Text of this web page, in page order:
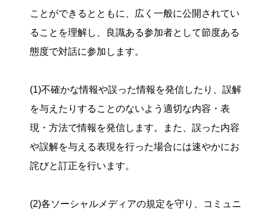
ことができるとともに、広く一般に公開されてい
ることを理解し、良識ある参加者として節度ある
態度で対話に参加します。
(1)不確かな情報や誤った情報を発信したり、誤解
を与えたりすることのないよう適切な内容・表
現・方法で情報を発信します。また、誤った内容
や誤解を与える表現を行った場合には速やかにお
詫びと訂正を行います。
(2)各ソーシャルメディアの規定を守り、コミュニ